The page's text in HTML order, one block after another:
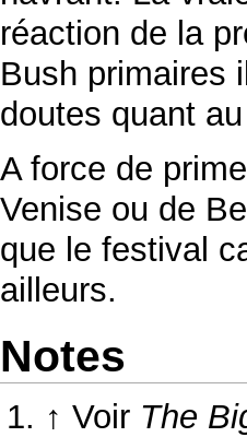
réaction de la
Bush primaires
doutes quant
A force de
Venise ou de
que le festival
ailleurs.
Notes
↑ Voir The